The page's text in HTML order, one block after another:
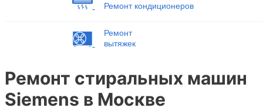
Ремонт кондиционеров
Ремонт
вытяжек
Ремонт стиральных машин
Siemens в Москве